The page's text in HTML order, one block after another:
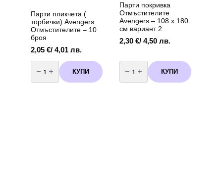
Парти пликчета (
торбички) Avengers
Отмъстителите – 10
броя
2,05 €/ 4,01 лв.
количество
за
Парти
пликчета
КУПИ
Парти покривка
Отмъстителите
Avengers – 108 x 180
см вариант 2
2,30 €/ 4,50 лв.
количество
за
Парти
покривка
КУПИ